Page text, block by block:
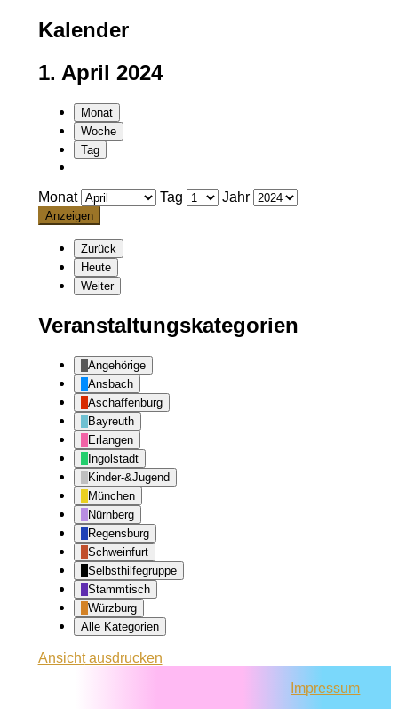
Kalender
1. April 2024
Monat
Woche
Tag
Monat Tag Jahr
Zurück
Heute
Weiter
Veranstaltungskategorien
Angehörige
Ansbach
Aschaffenburg
Bayreuth
Erlangen
Ingolstadt
Kinder-&Jugend
München
Nürnberg
Regensburg
Schweinfurt
Selbsthilfegruppe
Stammtisch
Würzburg
Alle Kategorien
Ansichtausdrucken
Impressum